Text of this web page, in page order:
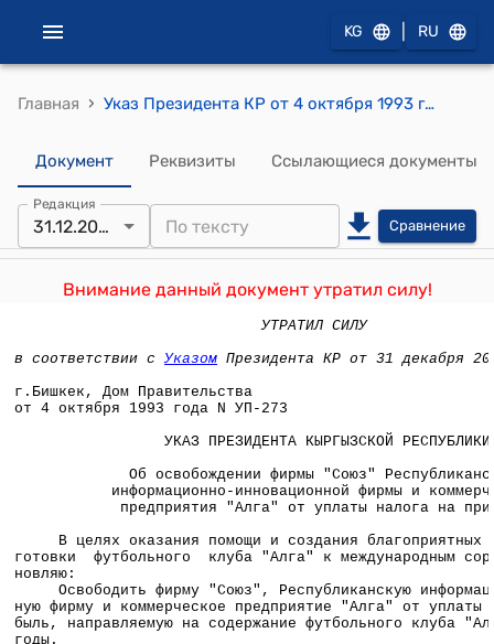
KG RU
Главная › Указ Президента КР от 4 октября 1993 года УП №273 "Об освобождении фирмы "Союз" Республиканской информационно-инновационной фирмы и коммерческого предприятия "Алга" от уплаты налога на прибыль"
Документ Реквизиты Ссылающиеся документы
Редакция
31.12.2021 Сравнение
Внимание данный документ утратил силу!